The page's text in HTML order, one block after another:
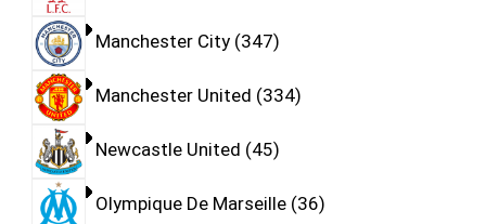
Manchester City 347
Manchester United 334
Newcastle United 45
Olympique De Marseille 36